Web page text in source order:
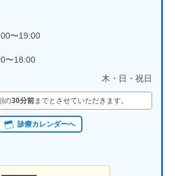
〜19:00
〜18:00
木・日・祝日
の30分前までとさせていただきます。
診療カレンダーへ